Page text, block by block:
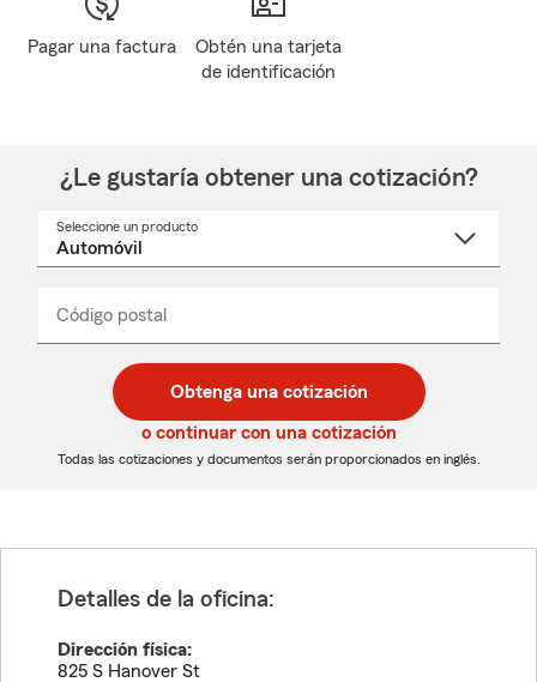
Pagar una factura
Obtén una tarjeta
de identificación
¿Le gustaría obtener una cotización?
Seleccione un producto
desplegable
Código postal
de
5
dígitos
de
5
dígitos
_____
Obtenga una cotización
o continuar con una cotización
Todas las cotizaciones y documentos serán proporcionados en inglés.
Detalles de la oficina:
Dirección física:
825 S Hanover St